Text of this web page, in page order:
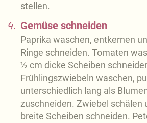
stellen.
4. Gemüse schneiden
Paprika waschen, entkernen
Ringe schneiden. Tomaten
½ cm dicke Scheiben
Frühlingszwiebeln waschen,
unterschiedlich lang als
zuschneiden. Zwiebel schälen
breite Scheiben schneiden.